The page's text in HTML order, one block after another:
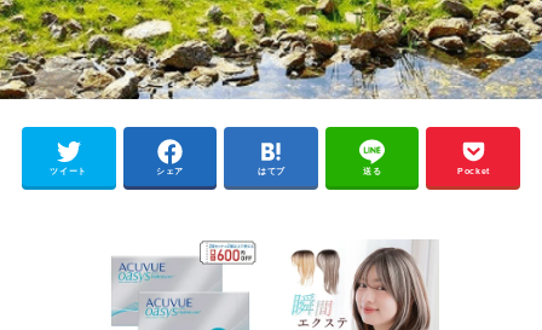
ツイート シェア はてブ 送る Pocket